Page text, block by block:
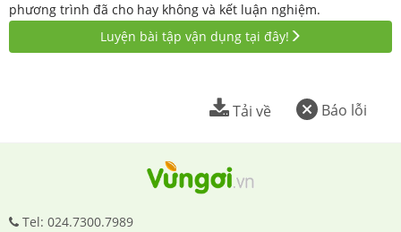
phương trình đã cho hay không và kết luận nghiệm.
Luyện bài tập vận dụng tại đây!
Báo lỗi
Tải về
Tel: 024.7300.7989